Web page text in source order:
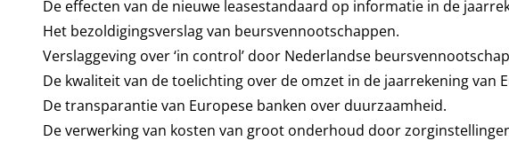
De effecten van de nieuwe leasestandaard op informatie in de
Het bezoldigingsverslag van beursvennootschappen.
Verslaggeving over ‘in control’ door Nederlandse
De kwaliteit van de toelichting over de omzet in de jaarrekening van
De transparantie van Europese banken over duurzaamheid.
De verwerking van kosten van groot onderhoud door